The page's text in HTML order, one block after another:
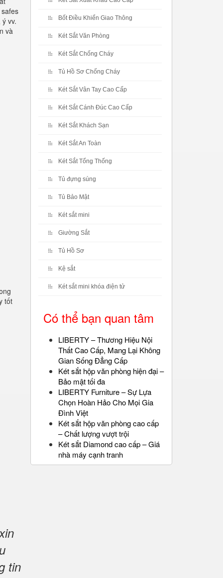
vv.
và
tốt
tin
Bốt Điều Khiển Giao Thông
Két Sắt Văn Phòng
Két Sắt Chống Cháy
Tủ Hồ Sơ Chống Cháy
Két Sắt Vân Tay Cao Cấp
Két Sắt Cánh Đúc Cao Cấp
Két Sắt Khách Sạn
Két Sắt An Toàn
Két Sắt Tổng Thống
Tủ đựng súng
Tủ Bảo Mật
Két sắt mini
Giường Sắt
Tủ Hồ Sơ
Kệ sắt
Két sắt mini khóa điện tử
Có thể bạn quan tâm
LIBERTY – Thương Hiệu Nội
Thất Cao Cấp, Mang Lại Không
Gian Sống Đẳng Cấp
Két sắt hộp văn phòng hiện đại –
Bảo mật tối đa
LIBERTY Furniture – Sự Lựa
Chọn Hoàn Hảo Cho Mọi Gia
Đình Việt
Két sắt hộp văn phòng cao cấp
– Chất lượng vượt trội
Két sắt Diamond cao cấp – Giá
nhà máy cạnh tranh